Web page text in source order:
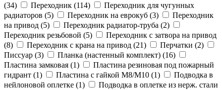
(34) Переходник (114)
Переходник для чугунных
радиаторов (5) Переходник на еврокуб (3)
Переходник
на привод (5) Переходник радиатор-труба (2)
Переходник резьбовой (5)
Переходник с затвора на привод
(8) Переходник с крана на привод (21) Перчатки (2)
Писсуар (3) Планка (настенный комплект) (16)
Пластина замковая (1)
Пластина резиновая под пожарный
гидрант (1) Пластина с гайкой M8/M10 (1)
Подводка в
нейлоновой оплетке (1)
Подводка в оплетке из нерж. стали